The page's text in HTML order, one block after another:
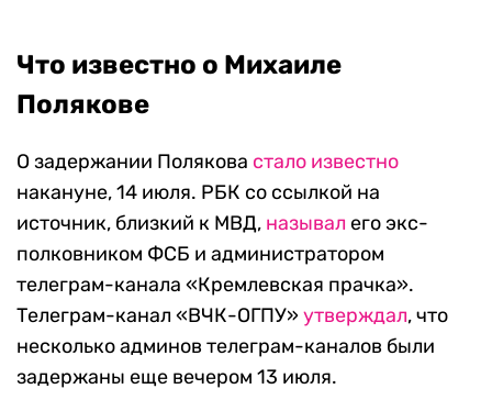
Что известно о Михаиле
Полякове
О задержании Полякова стало известно
накануне, 14 июля. РБК со ссылкой на
источник, близкий к МВД, называл его экс-
полковником ФСБ и администратором
телеграм-канала «Кремлевская прачка».
Телеграм-канал «ВЧК-ОГПУ»утверждал, что
несколько админов телеграм-каналов были
задержаны еще вечером 13 июля.